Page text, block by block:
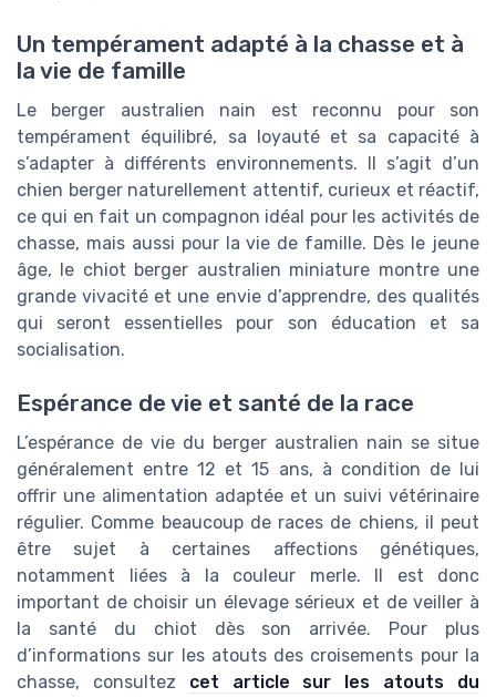
Un tempérament adapté à la chasse et à
la vie de famille
Le berger australien nain est reconnu pour son
tempérament équilibré, sa loyauté et sa capacité à
s’adapter à différents environnements. Il s’agit d’un
chien berger naturellement attentif, curieux et réactif,
ce qui en fait un compagnon idéal pour les activités de
chasse, mais aussi pour la vie de famille. Dès le jeune
âge, le chiot berger australien miniature montre une
grande vivacité et une envie d’apprendre, des qualités
qui seront essentielles pour son éducation et sa
socialisation.
Espérance de vie et santé de la race
L’espérance de vie du berger australien nain se situe
généralement entre 12 et 15 ans, à condition de lui
offrir une alimentation adaptée et un suivi vétérinaire
régulier. Comme beaucoup de races de chiens, il peut
être sujet à certaines affections génétiques,
notamment liées à la couleur merle. Il est donc
important de choisir un élevage sérieux et de veiller à
la santé du chiot dès son arrivée. Pour plus
d’informations sur les atouts des croisements pour la
chasse, consultez cet article sur les atouts du